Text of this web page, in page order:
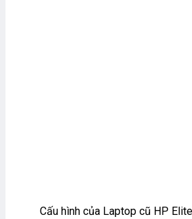
Cấu hình của Laptop cũ HP